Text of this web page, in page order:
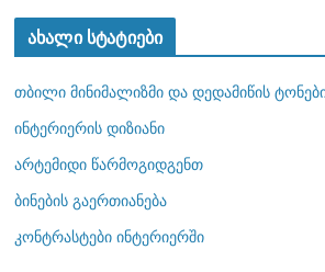
ტ
ო
რ
ბ
ი
ახალი სტატიები
თბილი მინიმალიზმი და დედამიწის
ინტერიერის დიზიანი
არტემიდი წარმოგიდგენთ
ბინების გაერთიანება
კონტრასტები ინტერიერში